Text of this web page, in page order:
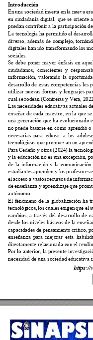
https://
Introducción
En una sociedad inserta en la nueva
en ciudadanía digital, que se oriente
puedan contribuir a la participación
La tecnología ha permitido el desarrol
diverso, además de complejo,
digitales han ido transformando los
sociales.
Se debe poner mayor énfasis en
ciudadanos, conscientes y
información, valorando la
desarrollo de estas competencias les
utilizar nuevas formas y lenguajes
cual se rodean (Contreras y Vera, 20
Las necesidades educativas actuales
enseñar de cada maestro, en la que
una generación que ha evolucionado
no puede basarse en cómo aprendió o
necesarias para educar a los
tecnológicas que promuevan un ap
Para Cedeño y otros (2024) la t
y la educación no es una excepción,
de la información y la comunicación
estudiantes aprenden y los profesores
el acceso a vastos recursos de informac
de enseñanza y aprendizaje que
autónomo.
El fenómeno de la globalización ha
tecnológicos, los cuales exigen que el
cambios, a través del desarrollo de
desde los niveles básicos de la
capacidades de pensamiento crítico,
enseñanza para mejorar esta habilid
directamente relacionada con el
Por lo anterior, la presente
necesidad de una sociedad educativa